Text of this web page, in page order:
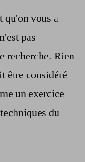
qu'on vous a
pas
recherche. Rien
être considéré
un exercice
du